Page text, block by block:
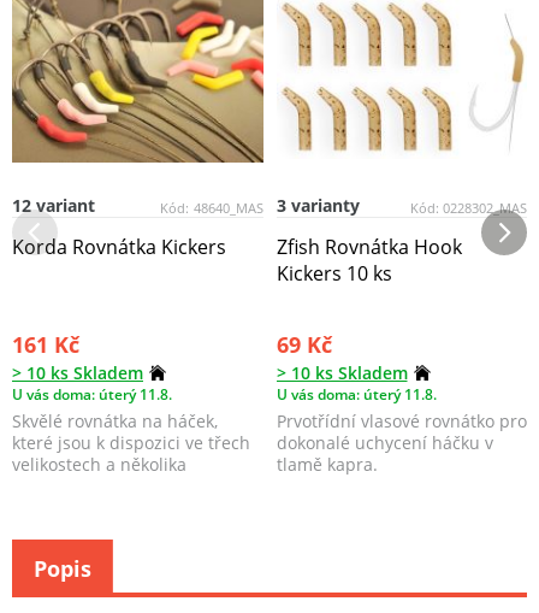
Kód: 48640_MAS
12 variant
Korda Rovnátka Kickers
161 Kč
> 10 ks Skladem
U vás doma: úterý 11.8.
Skvělé rovnátka na háček,
které jsou k dispozici ve třech
velikostech a několika
Kód: 0228302_MAS
3 varianty
Zfish Rovnátka Hook
Kickers 10 ks
69 Kč
> 10 ks Skladem
U vás doma: úterý 11.8.
Prvotřídní vlasové rovnátko pro
dokonalé uchycení háčku v
tlamě kapra.
Popis